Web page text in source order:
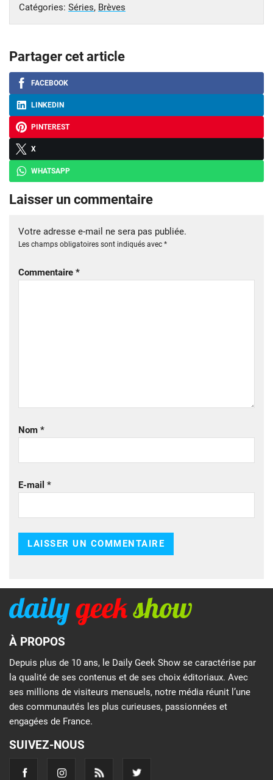
Catégories: Séries, Brèves
Partager cet article
FACEBOOK
LINKEDIN
PINTEREST
X
WHATSAPP
Laisser un commentaire
Votre adresse e-mail ne sera pas publiée.
Les champs obligatoires sont indiqués avec *
Commentaire *
Nom *
E-mail *
À PROPOS
Depuis plus de 10 ans, le Daily Geek Show se caractérise par
la qualité de ses contenus et de ses choix éditoriaux. Avec
ses millions de visiteurs mensuels, notre média réunit l’une
des communautés les plus curieuses, passionnées et
engagées de France.
SUIVEZ-NOUS